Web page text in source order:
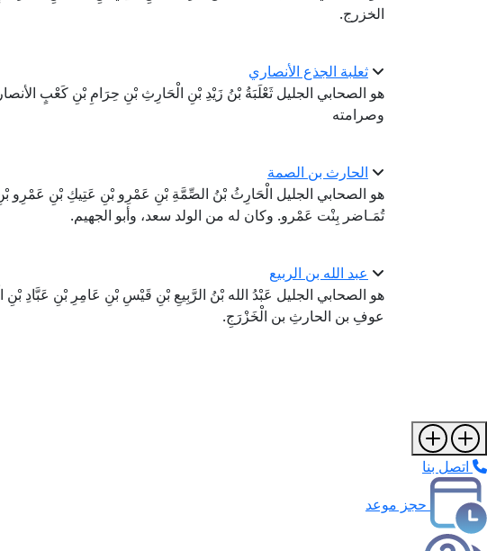
الخزرج.
ثعلبة الجذع الأنصاري
هو الصحابي الجليل ثَعْلَبَةُ بْنُ زَيْدِ بْنِ الْحَارِثِ بْنِ حِرَامِ بْنِ كَعْبٍ
وصرامته
الحارث بن الصمة
هو الصحابي الجليل الْحَارِثُ بْنُ الصِّمَّةِ بْنِ عَمْرِو بْنِ عَتِيكِ بْنِ عَمْرِو
تُمَـاضر بِنْت عَمْرو. وكان له من الولد سعد، وأبو الجهيم.
عبد الله بن الربيع
هو الصحابي الجليل عَبْدُ الله بْنُ الرَّبِيعِ بْنِ قَيْسِ بْنِ عَامِرِ بْنِ عَبَّادِ
عوفِ بن الحارثِ بن الْخَزْرَجِ.
اتصل بنا
حجز موعد